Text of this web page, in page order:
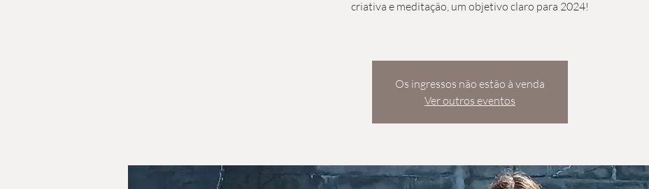
criativa e meditação, um objetivo claro para 2024!
Os ingressos não estão à venda
Ver outros eventos